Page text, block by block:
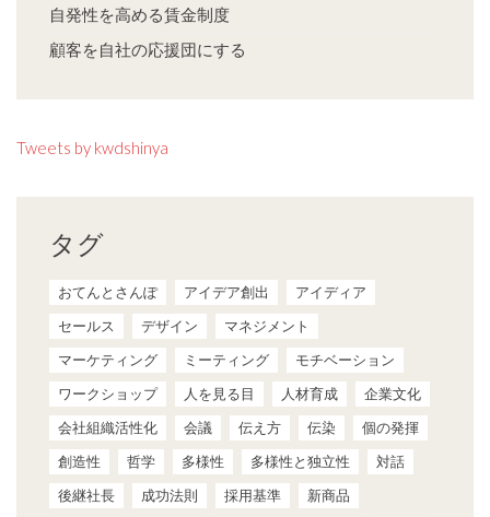
自発性を高める賃金制度
顧客を自社の応援団にする
Tweets by kwdshinya
タグ
おてんとさんぽ アイデア創出
アイディア
セールス
デザイン
マネジメント
マーケティング
ミーティング
モチベーション
ワークショップ
人を見る目 人材育成
企業文化
会社組織活性化
会議 伝え方 伝染
個の発揮
創造性
哲学 多様性 多様性と独立性
対話
後継社長
成功法則 採用基準
新商品